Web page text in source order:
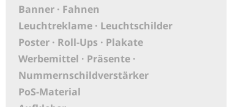
Banner · Fahnen
Leuchtreklame · Leuchtschilder
Poster · Roll-Ups · Plakate
Werbemittel · Präsente ·
Nummernschildverstärker
PoS-Material